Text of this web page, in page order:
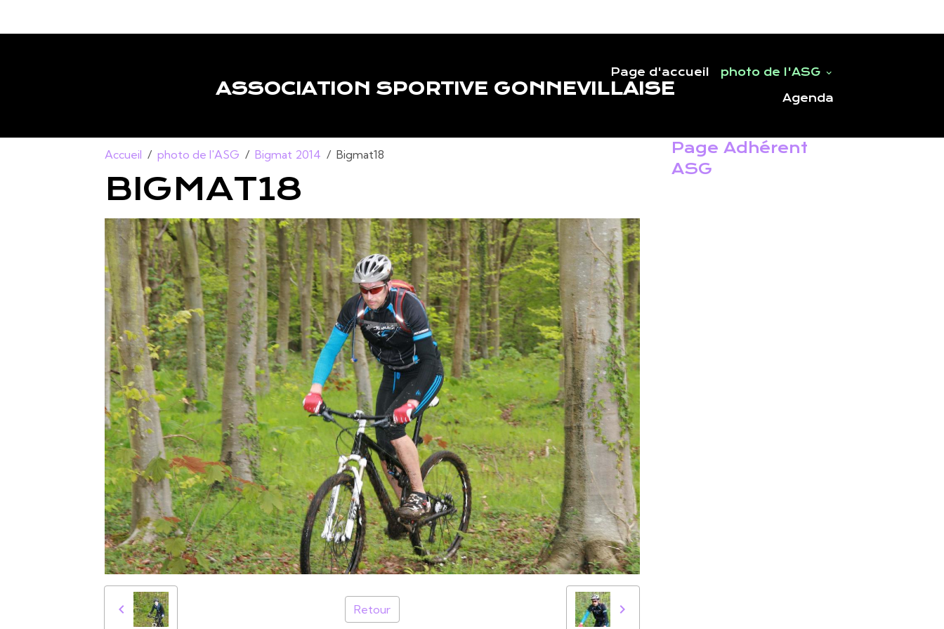
ASSOCIATION SPORTIVE GONNEVILLAISE
Page d'accueil photo de l'ASG
Agenda
Accueil photo de l'ASG Bigmat 2014 Bigmat18
BIGMAT18
Retour
Page Adhérent
ASG